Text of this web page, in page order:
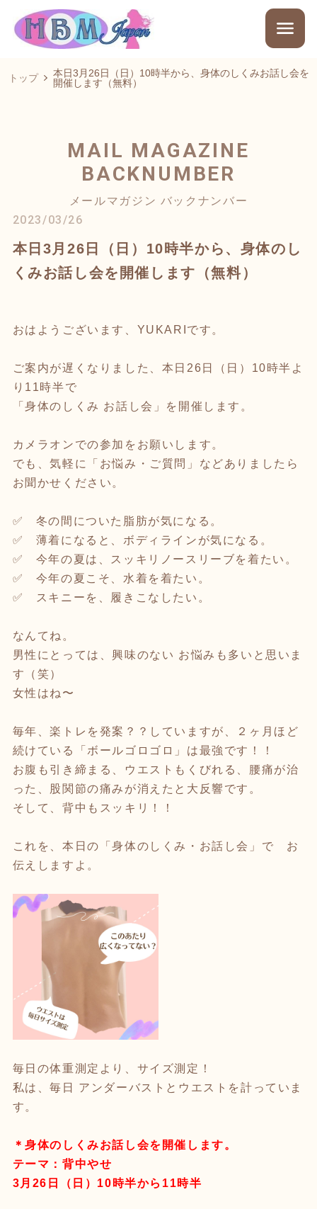
トップ
本日3月26日（日）10時半から、身体のしくみお話し会を
開催します（無料）
MAIL MAGAZINE
BACKNUMBER
メールマガジン バックナンバー
2023/03/26
本日3月26日（日）10時半から、身体のし
くみお話し会を開催します（無料）
おはようございます、YUKARIです。
ご案内が遅くなりました、本日26日（日）10時半よ
り11時半で
「身体のしくみ お話し会」を開催します。
カメラオンでの参加をお願いします。
でも、気軽に「お悩み・ご質問」などありましたら
お聞かせください。
✅ 冬の間についた脂肪が気になる。
✅ 薄着になると、ボディラインが気になる。
✅ 今年の夏は、スッキリノースリーブを着たい。
✅ 今年の夏こそ、水着を着たい。
✅ スキニーを、履きこなしたい。
なんてね。
男性にとっては、興味のない お悩みも多いと思いま
す（笑）
女性はね〜
毎年、楽トレを発案？？していますが、２ヶ月ほど
続けている「ボールゴロゴロ」は最強です！！
お腹も引き締まる、ウエストもくびれる、腰痛が治
った、股関節の痛みが消えたと大反響です。
そして、背中もスッキリ！！
これを、本日の「身体のしくみ・お話し会」で お
伝えしますよ。
毎日の体重測定より、サイズ測定！
私は、毎日 アンダーバストとウエストを計っていま
す。
＊身体のしくみお話し会を開催します。
テーマ：背中やせ
3月26日（日）10時半から11時半